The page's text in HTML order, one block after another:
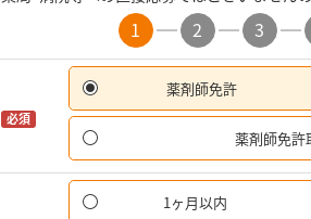
1 2 3
必須
薬剤師免許
薬剤師免許
1ヶ月以内